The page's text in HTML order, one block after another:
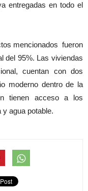
entregadas en todo el
mencionados fueron
del 95%. Las viviendas
cuentan con dos
moderno dentro de la
tienen acceso a los
agua potable.